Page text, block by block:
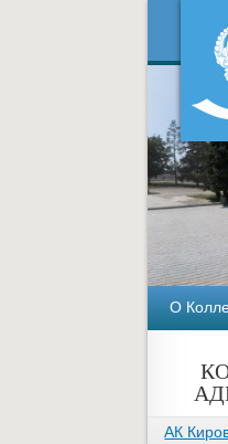
О
АК